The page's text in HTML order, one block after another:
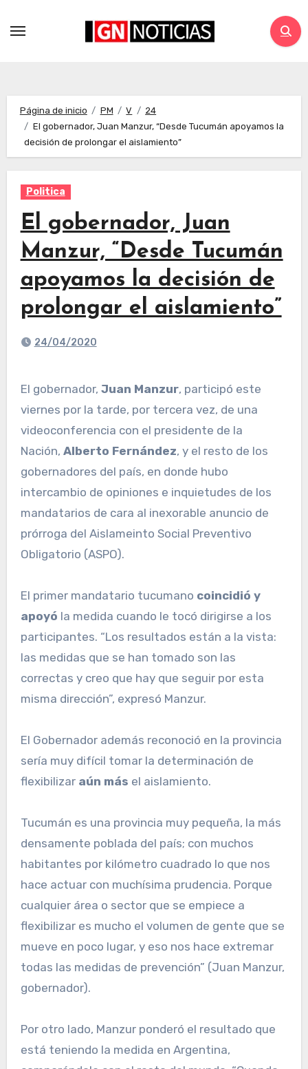
Página de inicio PM V
24
El gobernador, Juan Manzur, “Desde Tucumán apoyamos la
decisión de prolongar el aislamiento”
Politica
El gobernador, Juan
Manzur, “Desde Tucumán
apoyamos la decisión de
prolongar el aislamiento”
24/04/2020
El gobernador, Juan Manzur, participó este
viernes por la tarde, por tercera vez, de una
videoconferencia con el presidente de la
Nación, Alberto Fernández, y el resto de los
gobernadores del país, en donde hubo
intercambio de opiniones e inquietudes de los
mandatarios de cara al inexorable anuncio de
prórroga del Aislameinto Social Preventivo
Obligatorio (ASPO).
El primer mandatario tucumano coincidió y
apoyó la medida cuando le tocó dirigirse a los
participantes. “Los resultados están a la vista:
las medidas que se han tomado son las
correctas y creo que hay que seguir por esta
misma dirección”, expresó Manzur.
El Gobernador además reconoció en la provincia
sería muy difícil tomar la determinación de
flexibilizar aún más el aislamiento.
Tucumán es una provincia muy pequeña, la más
densamente poblada del país; con muchos
habitantes por kilómetro cuadrado lo que nos
hace actuar con muchísima prudencia. Porque
cualquier área o sector que se empiece a
flexibilizar es mucho el volumen de gente que se
mueve en poco lugar, y eso nos hace extremar
todas las medidas de prevención” (Juan Manzur,
gobernador).
Por otro lado, Manzur ponderó el resultado que
está teniendo la medida en Argentina,